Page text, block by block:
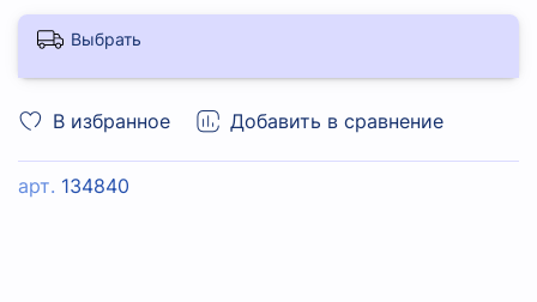
В избранное Добавить в сравнение
арт. 134840
Выбрать